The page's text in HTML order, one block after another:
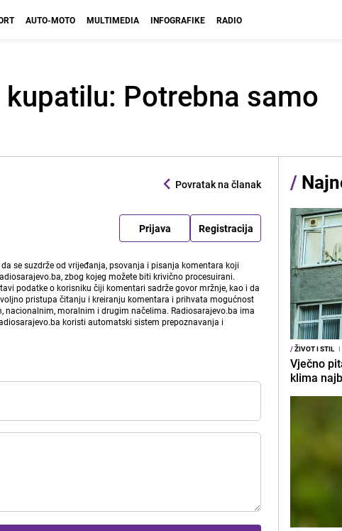
AUTO-MOTO MULTIMEDIA INFOGRAFIKE RADIO
Potrebna samo
Povratak na članak
Prijava Registracija
se suzdrže od vrijeđanja, psovanja i pisanja komentara koji
zbog kojeg možete biti krivično procesuirani.
podatke o korisniku čiji komentari sadrže govor mržnje, kao i da
pristupa čitanju i kreiranju komentara i prihvata mogućnost
moralnim i drugim načelima. Radiosarajevo.ba ima
koristi automatski sistem prepoznavanja i
/
/ŽIVOT I STIL I
Vječno
klima